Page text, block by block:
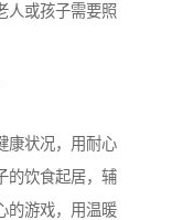
人或孩子需要照
康状况，用耐心
的饮食起居，辅
的游戏，用温暖